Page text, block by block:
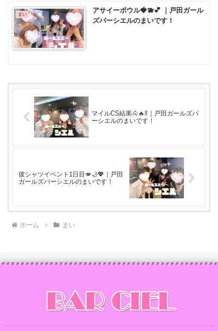
まい
アサイーボウル🍓🫐💕 ｜戸田ガール
ズバーシエルのまいです！
マイルCS結果🐴🔥‼️｜戸田ガールズバ
ーシエルのまいです！
彼シャツイベント1日目💋🌙💖｜戸田
ガールズバーシエルのまいです！
ホーム まい